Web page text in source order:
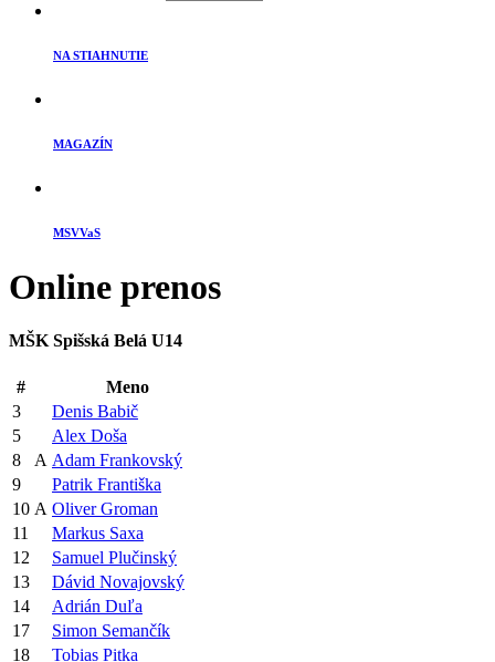
NA STIAHNUTIE
MAGAZÍN
MSVVaS
Online prenos
MŠK Spišská Belá U14
#
Meno
3
Denis Babič
5
Alex Doša
8
A Adam Frankovský
9
Patrik Františka
10 A Oliver Groman
11
Markus Saxa
12
Samuel Plučinský
13
Dávid Novajovský
14
Adrián Duľa
17
Simon Semančík
18
Tobias Pitka